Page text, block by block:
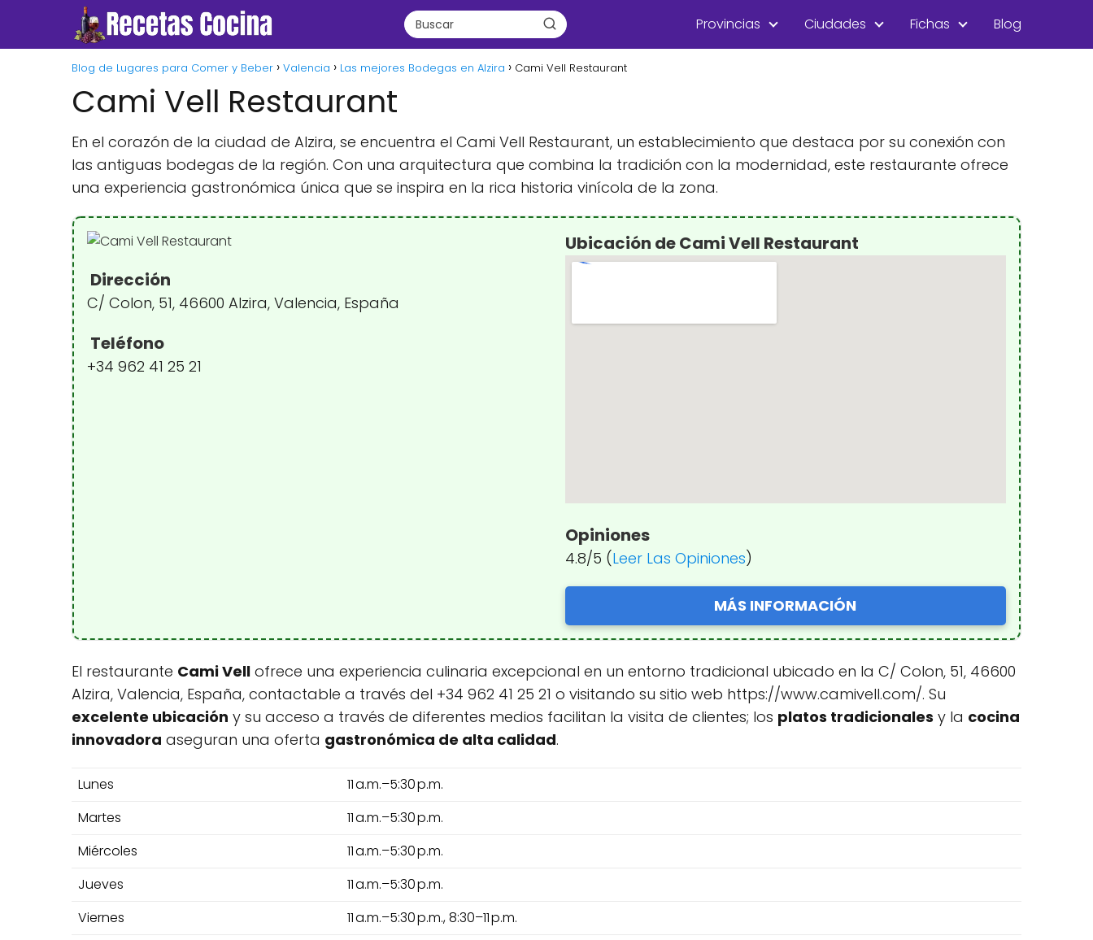
Provincias Ciudades Fichas Blog
Blog de Lugares para Comer y Beber Valencia Las mejores Bodegas en Alzira Cami Vell Restaurant
Cami Vell Restaurant
En el corazón de la ciudad de Alzira, se encuentra el Cami Vell Restaurant, un establecimiento que destaca por su conexión con
las antiguas bodegas de la región. Con una arquitectura que combina la tradición con la modernidad, este restaurante ofrece
una experiencia gastronómica única que se inspira en la rica historia vinícola de la zona.
Dirección
C/ Colon, 51, 46600 Alzira, Valencia, España
Teléfono
+34 962 41 25 21
Ubicación de Cami Vell Restaurant
Opiniones
4.8/5 (Leer Las Opiniones)
MÁS INFORMACIÓN
El restaurante Cami Vell ofrece una experiencia culinaria excepcional en un entorno tradicional ubicado en la C/ Colon, 51, 46600
Alzira, Valencia, España, contactable a través del +34 962 41 25 21 o visitando su sitio web https://www.camivell.com/. Su
excelente ubicación y su acceso a través de diferentes medios facilitan la visita de clientes; los platos tradicionales y la cocina
innovadora aseguran una oferta gastronómica de alta calidad.
Lunes
11 a.m.–5:30 p.m.
Martes
11 a.m.–5:30 p.m.
Miércoles
11 a.m.–5:30 p.m.
Jueves
11 a.m.–5:30 p.m.
Viernes
11 a.m.–5:30 p.m., 8:30–11 p.m.